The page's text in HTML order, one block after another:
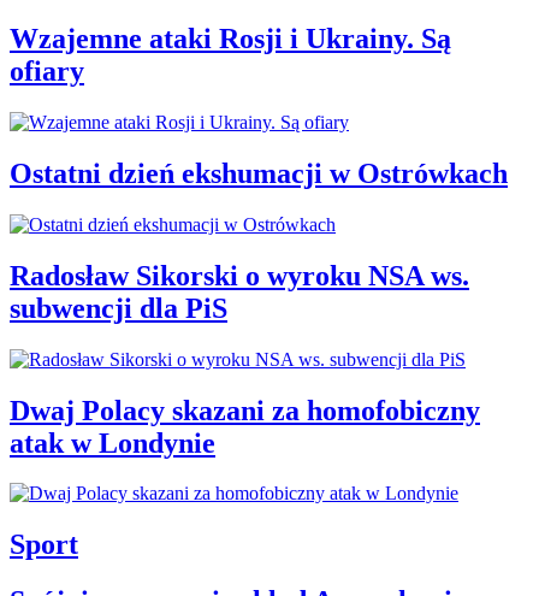
Wzajemne ataki Rosji i Ukrainy. Są
ofiary
Ostatni dzień ekshumacji w Ostrówkach
Radosław Sikorski o wyroku NSA ws.
subwencji dla PiS
Dwaj Polacy skazani za homofobiczny
atak w Londynie
Sport